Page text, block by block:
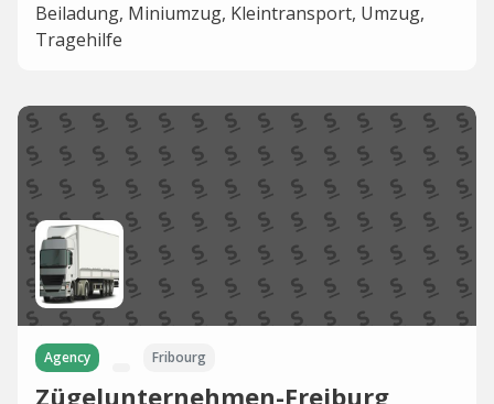
Beiladung, Miniumzug, Kleintransport, Umzug,
Tragehilfe
Agency Fribourg
Zügelunternehmen-Freiburg